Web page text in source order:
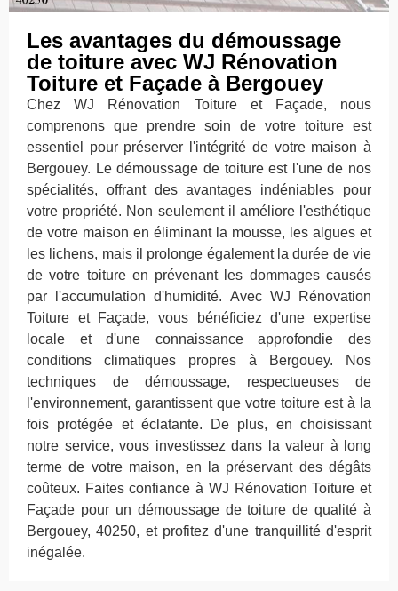
Les avantages du démoussage
de toiture avec WJ Rénovation
Toiture et Façade à Bergouey
Chez WJ Rénovation Toiture et Façade, nous
comprenons que prendre soin de votre toiture est
essentiel pour préserver l'intégrité de votre maison à
Bergouey. Le démoussage de toiture est l'une de nos
spécialités, offrant des avantages indéniables pour
votre propriété. Non seulement il améliore l'esthétique
de votre maison en éliminant la mousse, les algues et
les lichens, mais il prolonge également la durée de vie
de votre toiture en prévenant les dommages causés
par l'accumulation d'humidité. Avec WJ Rénovation
Toiture et Façade, vous bénéficiez d'une expertise
locale et d'une connaissance approfondie des
conditions climatiques propres à Bergouey. Nos
techniques de démoussage, respectueuses de
l'environnement, garantissent que votre toiture est à la
fois protégée et éclatante. De plus, en choisissant
notre service, vous investissez dans la valeur à long
terme de votre maison, en la préservant des dégâts
coûteux. Faites confiance à WJ Rénovation Toiture et
Façade pour un démoussage de toiture de qualité à
Bergouey, 40250, et profitez d'une tranquillité d'esprit
inégalée.